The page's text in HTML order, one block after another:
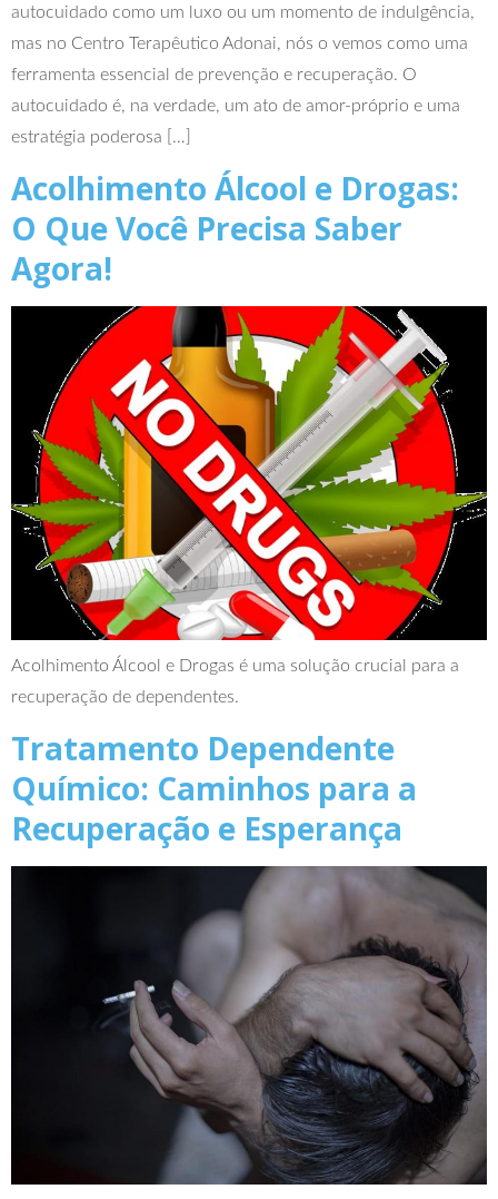
autocuidado como um luxo ou um momento de indulgência,
mas no Centro Terapêutico Adonai, nós o vemos como uma
ferramenta essencial de prevenção e recuperação. O
autocuidado é, na verdade, um ato de amor-próprio e uma
estratégia poderosa […]
Acolhimento Álcool e Drogas:
O Que Você Precisa Saber
Agora!
Acolhimento Álcool e Drogas é uma solução crucial para a
recuperação de dependentes.
Tratamento Dependente
Químico: Caminhos para a
Recuperação e Esperança